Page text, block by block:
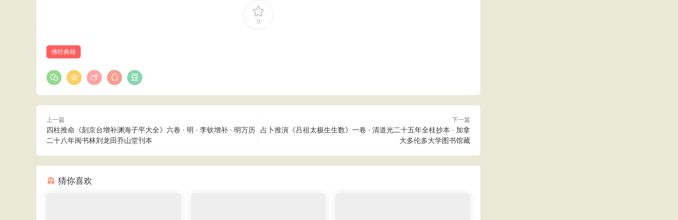
0
佛经典籍
上一篇
四柱推命《刻京台增补渊海子平大全》六卷 · 明 · 李钦增补 · 明万历
二十八年闽书林刘龙田乔山堂刊本
下一篇
占卜推演《吕祖太极生生数》一卷 · 清道光二十五年全桂抄本 · 加拿
大多伦多大学图书馆藏
猜你喜欢